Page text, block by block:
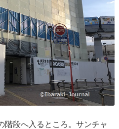
階段へ入るところ。サンチャ